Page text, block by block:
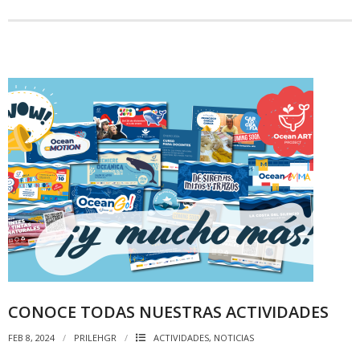
CONOCE TODAS NUESTRAS ACTIVIDADES
FEB 8, 2024 PRILEHGR ACTIVIDADES, NOTICIAS